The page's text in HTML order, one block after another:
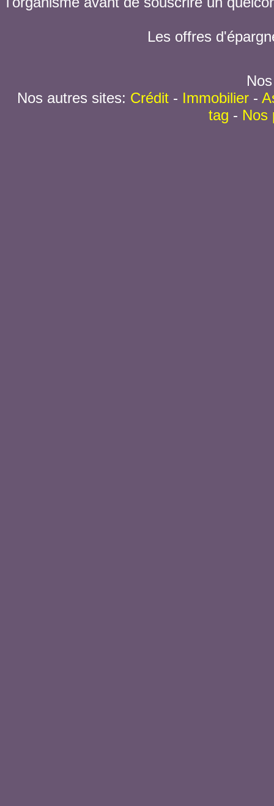
Les offres
Nos autres sites: Crédit- Immobilier-
tag - Nos